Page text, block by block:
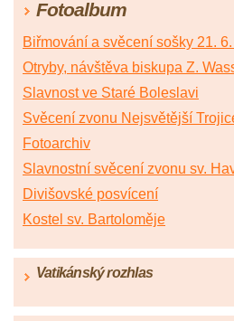
Fotoalbum
Biřmování a svěcení sošky 21.
Otryby, návštěva biskupa Z.
Slavnost ve Staré Boleslavi
Svěcení zvonu Nejsvětější
Fotoarchiv
Slavnostní svěcení zvonu sv.
Divišovské posvícení
Kostel sv. Bartoloměje
Vatikánský rozhlas